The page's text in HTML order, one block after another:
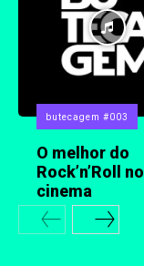
butecagem #003
O melhor do
Rock’n’Roll no
cinema